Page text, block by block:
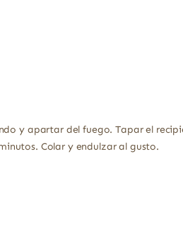
y apartar del fuego. Tapar el
Colar y endulzar al gusto.